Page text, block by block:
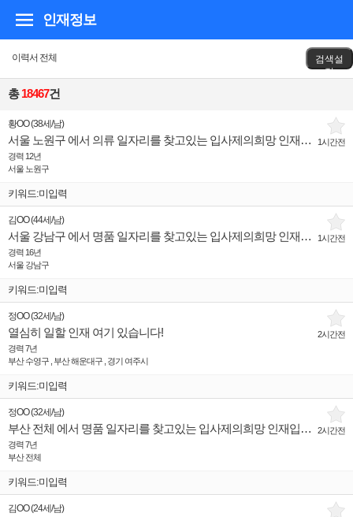
인재정보
이력서 전체
검색설
정
총18467건
1시간전
황OO(38세 /남)
서울 노원구 에서 의류 일자리를 찾고있는 입사제의희망 인재입니다.
경력 12년
서울 노원구
키워드:미입력
1시간전
김OO(44세 /남)
서울 강남구 에서 명품 일자리를 찾고있는 입사제의희망 인재입니다.
경력 16년
서울 강남구
키워드:미입력
2시간전
정OO(32세 /남)
열심히 일할 인재 여기 있습니다!
경력 7년
부산 수영구 , 부산 해운대구 , 경기 여주시
키워드:미입력
2시간전
정OO(32세 /남)
부산 전체 에서 명품 일자리를 찾고있는 입사제의희망 인재입니다.
경력 7년
부산 전체
키워드:미입력
김OO(24세 /남)